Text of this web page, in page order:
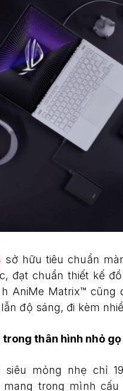
sở hữu tiêu chuẩn
đạt chuẩn thiết kế
AniMe Matrix™
độ sáng, đi kèm
trong thân hình nhỏ gọ
mỏng nhẹ chỉ
mang trong mình